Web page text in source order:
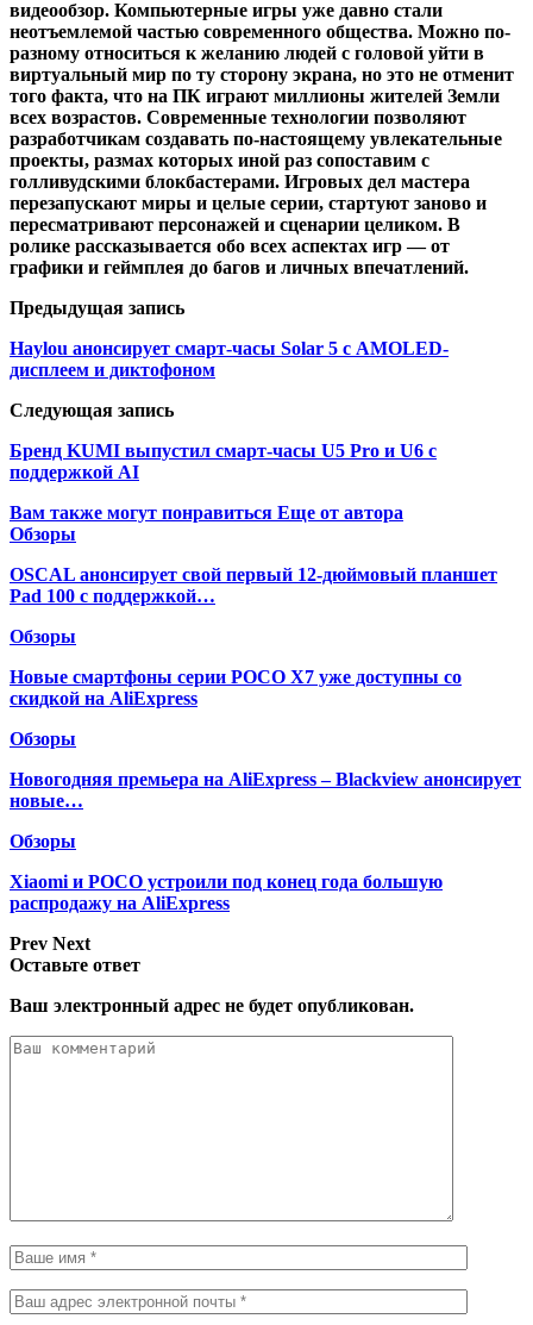
видеообзор. Компьютерные игры уже давно стали
неотъемлемой частью современного общества. Можно по-
разному относиться к желанию людей с головой уйти в
виртуальный мир по ту сторону экрана, но это не отменит
того факта, что на ПК играют миллионы жителей Земли
всех возрастов. Современные технологии позволяют
разработчикам создавать по-настоящему увлекательные
проекты, размах которых иной раз сопоставим с
голливудскими блокбастерами. Игровых дел мастера
перезапускают миры и целые серии, стартуют заново и
пересматривают персонажей и сценарии целиком. В
ролике рассказывается обо всех аспектах игр — от
графики и геймплея до багов и личных впечатлений.
Предыдущая запись
Haylou анонсирует смарт-часы Solar 5 с AMOLED-
дисплеем и диктофоном
Следующая запись
Бренд KUMI выпустил смарт-часы U5 Pro и U6 с
поддержкой AI
Вам также могут понравиться Еще от автора
Обзоры
OSCAL анонсирует свой первый 12-дюймовый планшет
Pad 100 с поддержкой…
Обзоры
Новые смартфоны серии POCO X7 уже доступны со
скидкой на AliExpress
Обзоры
Новогодняя премьера на AliExpress – Blackview анонсирует
новые…
Обзоры
Xiaomi и POCO устроили под конец года большую
распродажу на AliExpress
Prev Next
Оставьте ответ
Ваш электронный адрес не будет опубликован.